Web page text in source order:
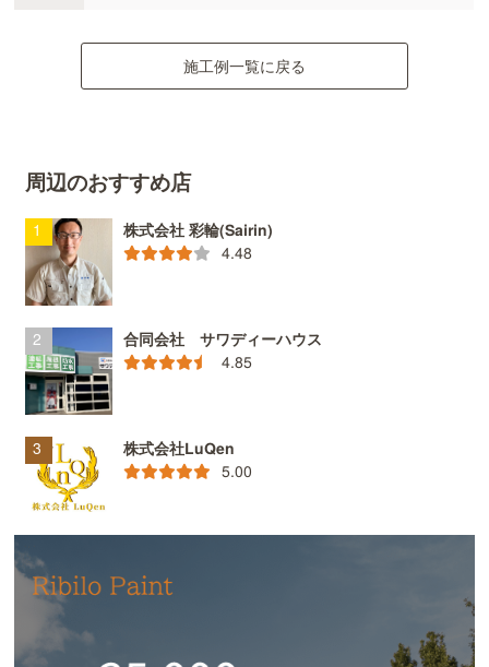
施工例一覧に戻る
周辺のおすすめ店
株式会社 彩輪(Sairin)
4.48
合同会社 サワディーハウス
4.85
株式会社LuQen
5.00